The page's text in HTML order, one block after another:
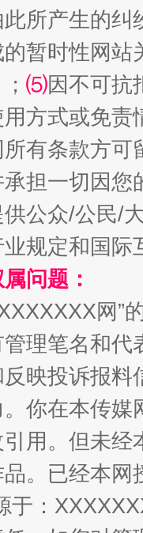
房 除
所产生的纠
暂时性网
⑸因不可抗
方式或免责
有条款方
担一切因
公众/公民/
规定和国
问题：
网”
理笔名和
映投诉报
你在本传
用。但未
。已经本
于：